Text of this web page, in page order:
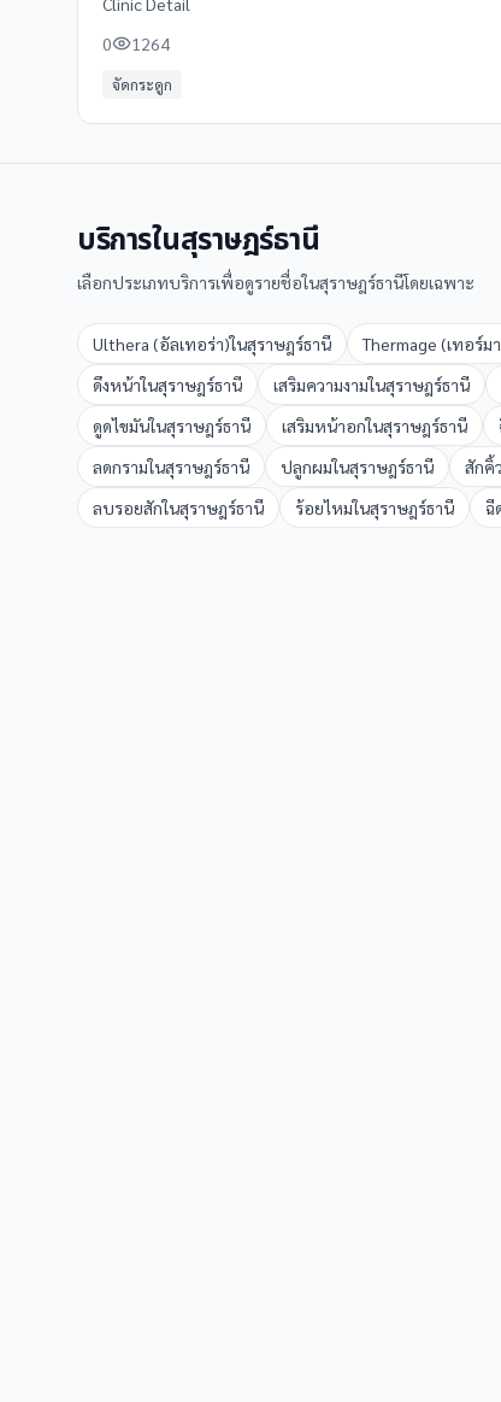
0
1264
จัดกระดูก
บริการในสุราษฎร์ธานี
เลือกประเภทบริการเพื่อดูรายชื่อในสุราษฎร์ธานีโดยเฉพาะ
Ulthera (อัลเทอร่า)ในสุราษฎร์ธานี Thermage (เทอร์ม
ดึงหน้าในสุราษฎร์ธานี เสริมความงามในสุราษฎร์ธานี
ดูดไขมันในสุราษฎร์ธานี เสริมหน้าอกในสุราษฎร์ธานี
ลดกรามในสุราษฎร์ธานี ปลูกผมในสุราษฎร์ธานี สักคิ้
ลบรอยสักในสุราษฎร์ธานี ร้อยไหมในสุราษฎร์ธานี ฉี